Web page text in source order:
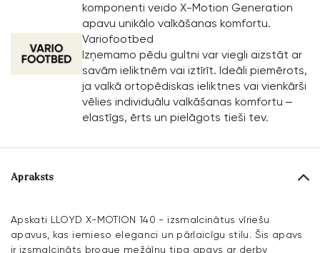
komponenti veido X-Motion Generation
apavu unikālo valkāšanas komfortu.
Variofootbed
Izņemamo pēdu gultni var viegli aizstāt ar
savām ieliktnēm vai iztīrīt. Ideāli piemērots,
ja valkā ortopēdiskas ieliktnes vai vienkārši
vēlies individuālu valkāšanas komfortu –
elastīgs, ērts un pielāgots tieši tev.
Apraksts
Apskati LLOYD X-MOTION 140 - izsmalcinātus vīriešu
apavus, kas iemieso eleganci un pārlaicīgu stilu. Šis apavs
ir izsmalcināts brogue mežģīņu tipa apavs ar derby